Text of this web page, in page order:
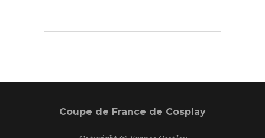
Coupe de France de Cosplay